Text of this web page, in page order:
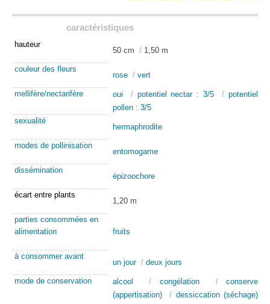
caractéristiques
hauteur
50 cm / 1,50 m
couleur des fleurs
rose / vert
mellifère/nectarifère oui / potentiel nectar : 3/5 /potentiel
pollen : 3/5
sexualité
hermaphrodite
modes de pollinisation
entomogame
dissémination
épizoochore
écart entre plants
1,20 m
parties consommées en
alimentation
fruits
à consommer avant
un jour / deux jours
mode de conservation alcool / congélation /conserve
(appertisation)
/ dessiccation (séchage)